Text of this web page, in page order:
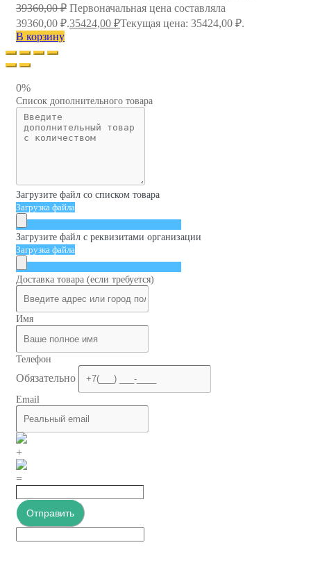
39360,00₽ Первоначальная цена составляла
39360,00 ₽.35424,00 ₽Текущая цена: 35424,00 ₽.
В корзину
0%
Список дополнительного товара
Загрузите файл со списком товара
Загрузка файла
Загрузите файл с реквизитами организации
Загрузка файла
Доставка товара (если требуется)
Имя
Телефон
Обязательно
Email
+
=
Отправить